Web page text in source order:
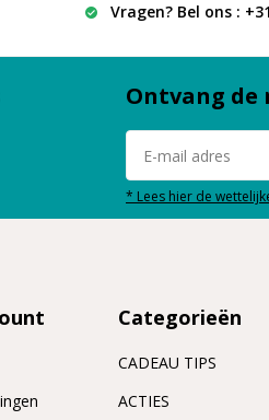
Vragen? Bel ons :
Ontvang de
* Lees hier de
Categorieën
CADEAU TIPS
ACTIES